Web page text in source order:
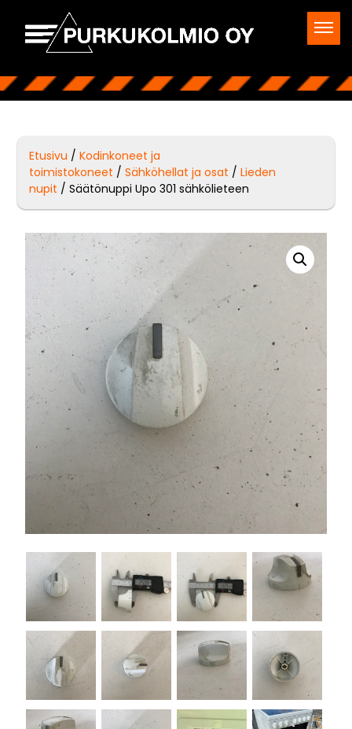
Etusivu /Kodinkoneet ja
toimistokoneet /Sähköhellat ja osat /Lieden
nupit / Säätönuppi Upo 301 sähkölieteen